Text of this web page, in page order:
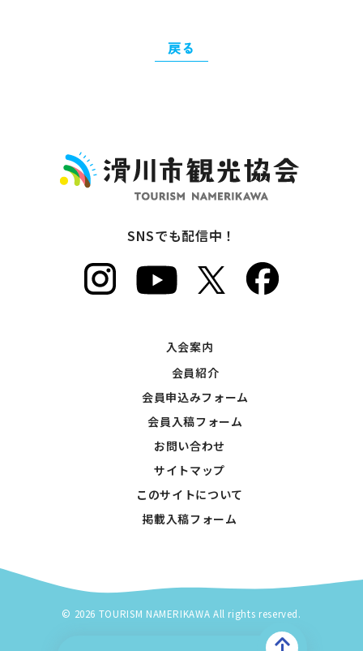
戻る
SNSでも配信中！
入会案内
会員紹介
会員申込みフォーム
会員入稿フォーム
お問い合わせ
サイトマップ
このサイトについて
掲載入稿フォーム
© 2026 TOURISM NAMERIKAWA All rights reserved.